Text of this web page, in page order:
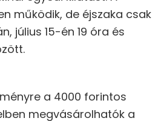
működik, de éjszaka csak
július 15-én 19 óra és
a 4000 forintos
megvásárolhatók a